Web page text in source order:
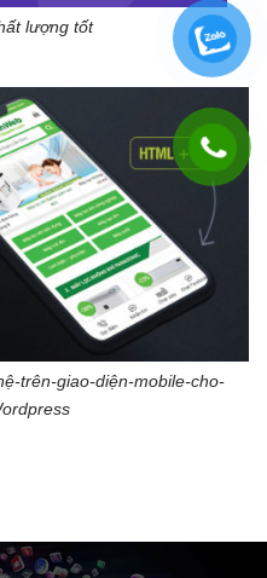
lượng tốt
trên-giao-diện-mobile-cho-